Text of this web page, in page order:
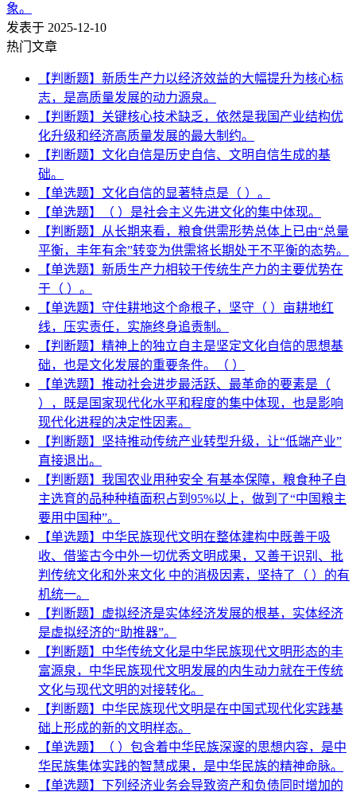
象。
发表于 2025-12-10
热门文章
【判断题】新质生产力以经济效益的大幅提升为核心标
志，是高质量发展的动力源泉。
【判断题】关键核心技术缺乏，依然是我国产业结构优
化升级和经济高质量发展的最大制约。
【判断题】文化自信是历史自信、文明自信生成的基
础。
【单选题】文化自信的显著特点是（ ）。
【单选题】（ ）是社会主义先进文化的集中体现。
【判断题】从长期来看，粮食供需形势总体上已由“总量
平衡，丰年有余”转变为供需将长期处于不平衡的态势。
【单选题】新质生产力相较于传统生产力的主要优势在
于（ ）。
【单选题】守住耕地这个命根子，坚守（ ）亩耕地红
线，压实责任，实施终身追责制。
【判断题】精神上的独立自主是坚定文化自信的思想基
础，也是文化发展的重要条件。（ ）
【单选题】推动社会进步最活跃、最革命的要素是（
），既是国家现代化水平和程度的集中体现，也是影响
现代化进程的决定性因素。
【判断题】坚持推动传统产业转型升级，让“低端产业”
直接退出。
【判断题】我国农业用种安全 有基本保障，粮食种子自
主选育的品种种植面积占到95%以上，做到了“中国粮主
要用中国种”。
【单选题】中华民族现代文明在整体建构中既善于吸
收、借鉴古今中外一切优秀文明成果，又善于识别、批
判传统文化和外来文化 中的消极因素，坚持了（ ）的有
机统一。
【判断题】虚拟经济是实体经济发展的根基，实体经济
是虚拟经济的“助推器”。
【判断题】中华传统文化是中华民族现代文明形态的丰
富源泉，中华民族现代文明发展的内生动力就在于传统
文化与现代文明的对接转化。
【判断题】中华民族现代文明是在中国式现代化实践基
础上形成的新的文明样态。
【单选题】（ ）包含着中华民族深邃的思想内容，是中
华民族集体实践的智慧成果，是中华民族的精神命脉。
【单选题】下列经济业务会导致资产和负债同时增加的